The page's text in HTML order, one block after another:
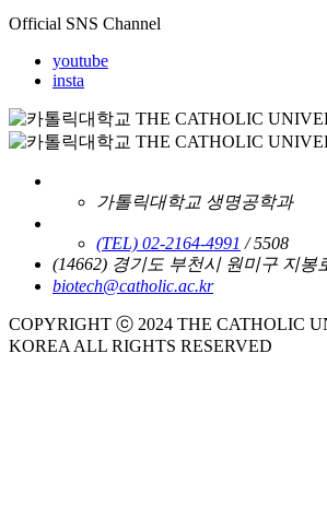
Official SNS Channel
youtube
insta
가톨릭대학교 생명공학과
(TEL) 02-2164-4991 / 5508
(14662) 경기도 부천시 원미구 지봉
biotech@catholic.ac.kr
COPYRIGHT ⓒ 2024 THE CATHOLIC
KOREA ALL RIGHTS RESERVED